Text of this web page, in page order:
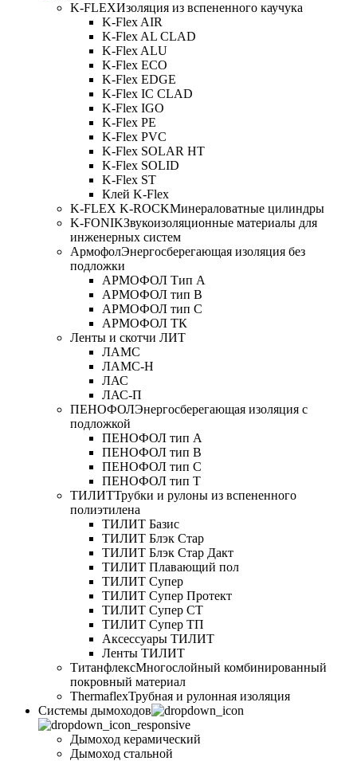
K-FLEXИзоляция из вспененного каучука
K-Flex AIR
K-Flex AL CLAD
K-Flex ALU
K-Flex ECO
K-Flex EDGE
K-Flex IC CLAD
K-Flex IGO
K-Flex PE
K-Flex PVC
K-Flex SOLAR HT
K-Flex SOLID
K-Flex ST
Клей K-Flex
K-FLEX K-ROCKМинераловатные цилиндры
K-FONIKЗвукоизоляционные материалы для
инженерных систем
АрмофолЭнергосберегающая изоляция без
подложки
АРМОФОЛ Тип А
АРМОФОЛ тип В
АРМОФОЛ тип C
АРМОФОЛ ТК
Ленты и скотчи ЛИТ
ЛАМС
ЛАМС-Н
ЛАС
ЛАС-П
ПЕНОФОЛЭнергосберегающая изоляция с
подложкой
ПЕНОФОЛ тип А
ПЕНОФОЛ тип B
ПЕНОФОЛ тип C
ПЕНОФОЛ тип T
ТИЛИТТрубки и рулоны из вспененного
полиэтилена
ТИЛИТ Базис
ТИЛИТ Блэк Стар
ТИЛИТ Блэк Стар Дакт
ТИЛИТ Плавающий пол
ТИЛИТ Супер
ТИЛИТ Супер Протект
ТИЛИТ Супер СТ
ТИЛИТ Супер ТП
Аксессуары ТИЛИТ
Ленты ТИЛИТ
ТитанфлексМногослойный комбинированный
покровный материал
ThermaflexТрубная и рулонная изоляция
Cистемы дымоходов
Дымоход керамический
Дымоход стальной